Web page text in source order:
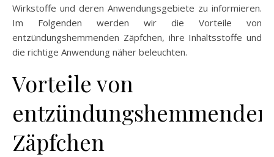
Wirkstoffe und deren Anwendungsgebiete zu informieren.
Im Folgenden werden wir die Vorteile von
entzündungshemmenden Zäpfchen, ihre Inhaltsstoffe und
die richtige Anwendung näher beleuchten.
Vorteile von
entzündungshemmenden
Zäpfchen